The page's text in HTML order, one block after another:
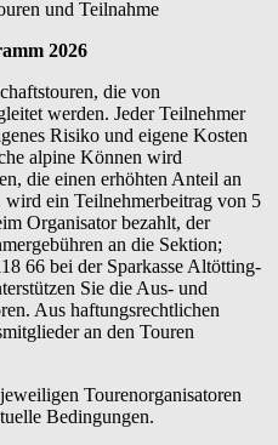
und Teilnahme
2026
die von
werden. Jeder Teilnehmer
Risiko und eigene Kosten
alpine Können wird
die einen erhöhten Anteil an
wird ein Teilnehmerbeitrag von 5
Organisator bezahlt, der
an die Sektion;
66 bei der Sparkasse Altötting-
Sie die Aus- und
Aus haftungsrechtlichen
an den Touren
Tourenorganisatoren
Bedingungen.